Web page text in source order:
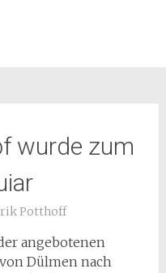
wurde zum
Potthoff
angebotenen
Dülmen nach